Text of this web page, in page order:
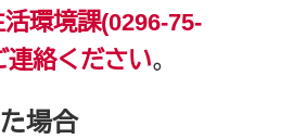
環境課(0296-75-
連絡ください。
場合